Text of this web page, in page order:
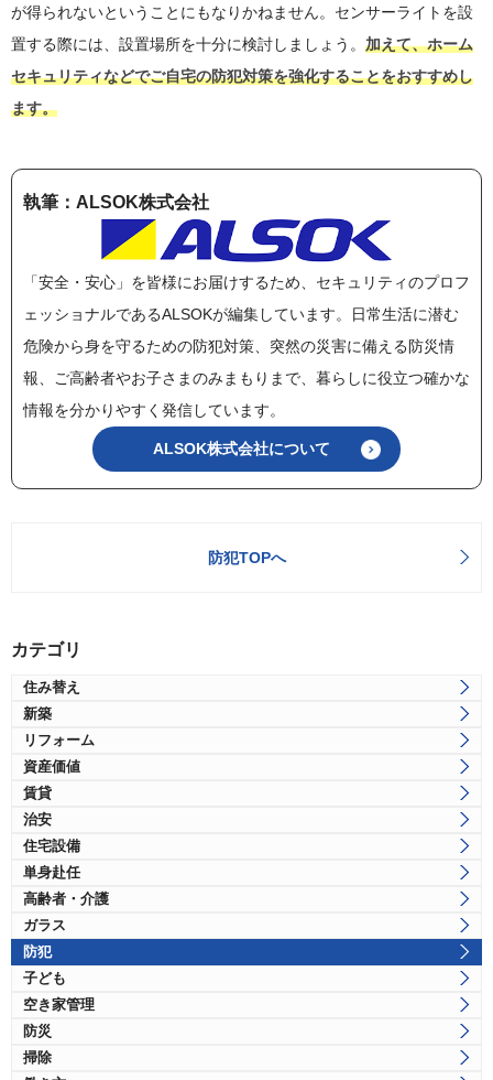
が得られないということにもなりかねません。センサーライトを設
置する際には、設置場所を十分に検討しましょう。 加えて、ホーム
セキュリティなどでご自宅の防犯対策を強化することをおすすめし
ます。
執筆：ALSOK株式会社
「安全・安心」を皆様にお届けするため、セキュリティのプロフ
ェッショナルであるALSOKが編集しています。日常生活に潜む
危険から身を守るための防犯対策、突然の災害に備える防災情
報、ご高齢者やお子さまのみまもりまで、暮らしに役立つ確かな
情報を分かりやすく発信しています。
ALSOK株式会社について
防犯TOPへ
カテゴリ
住み替え
新築
リフォーム
資産価値
賃貸
治安
住宅設備
単身赴任
高齢者・介護
ガラス
防犯
子ども
空き家管理
防災
掃除